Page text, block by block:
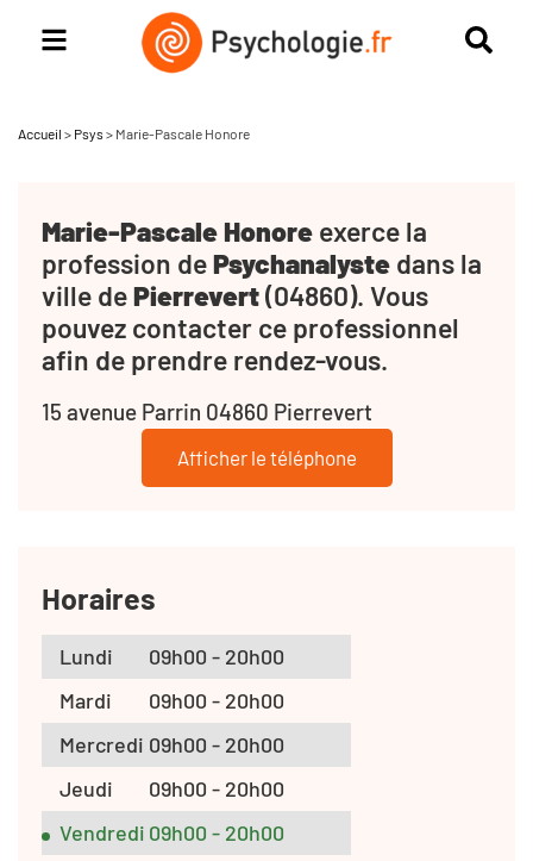
Accueil > Psys > Marie-Pascale Honore
Marie-Pascale Honore exerce la
profession dePsychanalyste dans la
ville dePierrevert(04860). Vous
pouvez contacter ce professionnel
afin de prendre rendez-vous.
15 avenue Parrin 04860 Pierrevert
Afficher le téléphone
Horaires
Lundi
09h00 - 20h00
Mardi
09h00 - 20h00
Mercredi 09h00 - 20h00
Jeudi
09h00 - 20h00
Vendredi 09h00 - 20h00